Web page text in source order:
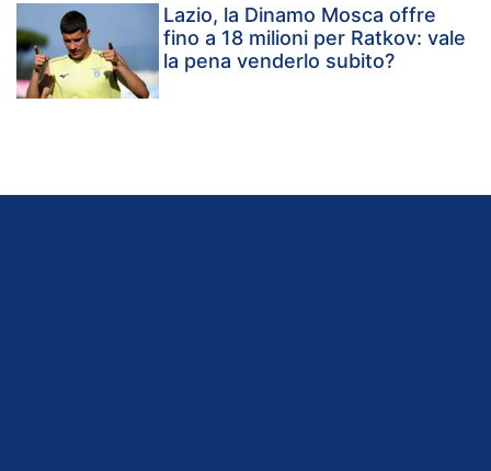
Lazio, la Dinamo Mosca offre
fino a 18 milioni per Ratkov: vale
la pena venderlo subito?